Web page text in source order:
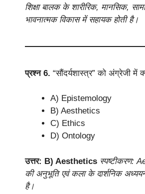
शिक्षा बालक के शारीरिक, मानसिक,
भावनात्मक विकास में सहायक होती है।
प्रश्न 6. “सौंदर्यशास्त्र” को अंग्रेजी में
A) Epistemology
B) Aesthetics
C) Ethics
D) Ontology
उत्तर: B) Aesthetics स्पष्टीकरण:
की अनुभूति एवं कला के दार्शनिक
है।